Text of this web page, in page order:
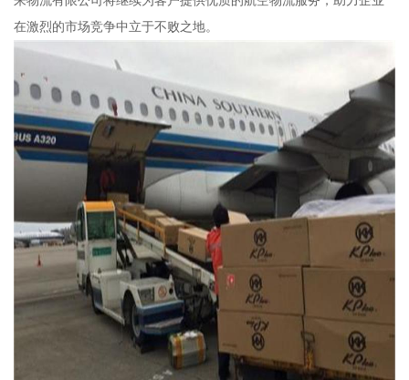
在激烈的市场竞争中立于不败之地。